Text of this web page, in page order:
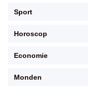
Sport
Horoscop
Economie
Monden